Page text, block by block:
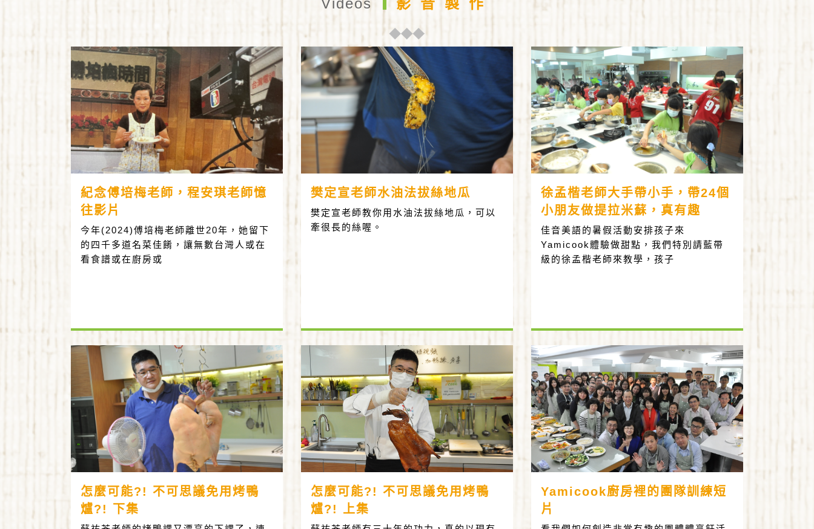
Videos 影音製作
紀念傅培梅老師，程安琪老師憶
往影片
今年(2024)傅培梅老師離世20年，她留下
的四千多道名菜佳餚，讓無數台灣人或在
看食譜或在廚房或
樊定宣老師水油法拔絲地瓜
樊定宣老師教你用水油法拔絲地瓜，可以
牽很長的絲喔。
徐孟楷老師大手帶小手，帶24個
小朋友做提拉米蘇，真有趣
佳音美語的暑假活動安排孩子來
Yamicook體驗做甜點，我們特別請藍帶
級的徐孟楷老師來教學，孩子
怎麼可能?! 不可思議免用烤鴨
爐?! 下集
怎麼可能?! 不可思議免用烤鴨
爐?! 上集
Yamicook廚房裡的團隊訓練短
片